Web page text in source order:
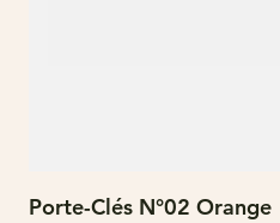
Porte-Clés N°02 Orange